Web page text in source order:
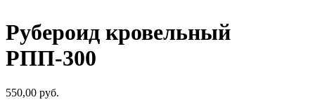
Рубероид кровельный
РПП-300
550,00 руб.